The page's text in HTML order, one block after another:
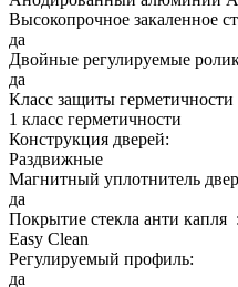
Высокопрочное закаленное
да
Двойные регулируемые
да
Класс защиты
1 класс герметичности
Конструкция дверей:
Раздвижные
Магнитный уплотнитель
да
Покрытие стекла анти капля :
Easy Clean
Регулируемый профиль:
да